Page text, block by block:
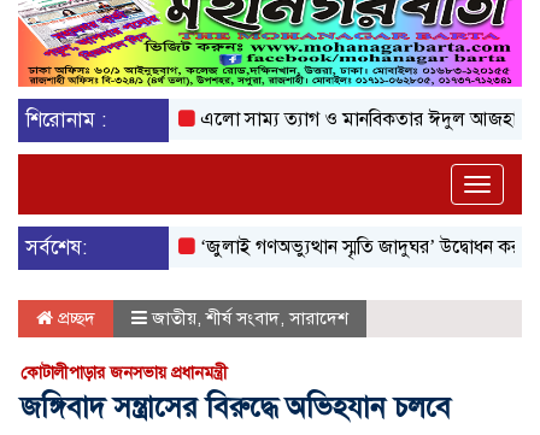
শিরোনাম : এলো সাম্য ত্যাগ ও মানবিকতার ঈদুল আজহা
Toggle
সর্বশেষ:
‘জুলাই গণঅভ্যুত্থান স্মৃতি জাদুঘর’ উদ্বোধন করলেন
প্রচ্ছদ জাতীয়,শীর্ষ সংবাদ,সারাদেশ
কোটালীপাড়ার জনসভায় প্রধানমন্ত্রী
জঙ্গিবাদ সন্ত্রাসের বিরুদ্ধে অভিহযান চলবে